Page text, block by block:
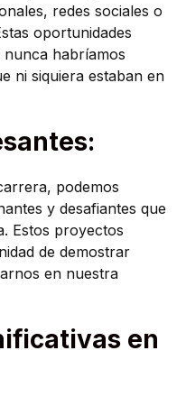
redes sociales o
oportunidades
habríamos
ni siquiera estaban en
podemos
y desafiantes que
Estos proyectos
de demostrar
en nuestra
en